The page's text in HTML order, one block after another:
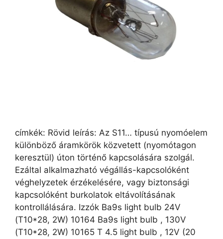
címkék: Rövid leírás: Az S11… típusú nyomóelem
különböző áramkörök közvetett (nyomótagon
keresztül) úton történő kapcsolására szolgál.
Ezáltal alkalmazható végállás-kapcsolóként
véghelyzetek érzékelésére, vagy biztonsági
kapcsolóként burkolatok eltávolításának
kontrollálására. Izzók Ba9s light bulb 24V
(T10*28, 2W) 10164 Ba9s light bulb , 130V
(T10*28, 2W) 10165 T 4.5 light bulb , 12V (20